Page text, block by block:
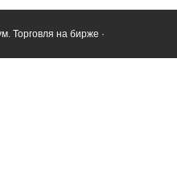
Торговля на бирже ·